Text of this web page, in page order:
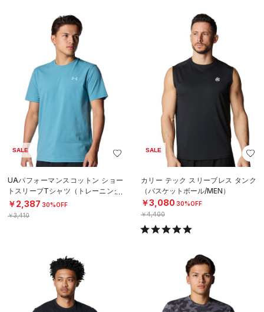
SALE
UAパフォーマンスコットン ショー
トスリーブTシャツ（トレーニング/
MEN）
￥2,387 30%OFF
￥3,410
SALE
カリー テック スリーブレス タンク
（バスケットボール/MEN）
￥3,080 30%OFF
￥4,400